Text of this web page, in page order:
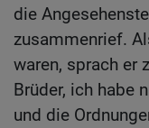
die
zusammenrief.
waren, sprach er
Brüder, ich habe
und die